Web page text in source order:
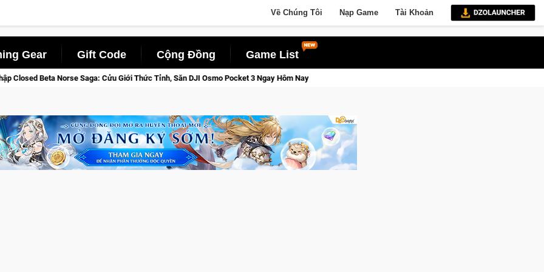
Về Chúng Tôi Nạp Game Tài Khoản
Gear Gift Code Cộng Đồng Game List
Tỉnh, Săn DJI Osmo Pocket 3 Ngay Hôm Nay Lineage W – Quyền lực và tài phú sẽ về tay kẻ đoạt được Vương Quyền thành Kent sắp